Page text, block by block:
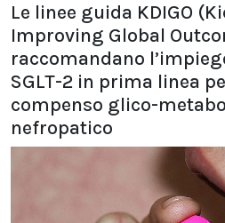
Le linee guida KDIGO
Improving Global
raccomandano
SGLT-2 in prima linea
compenso glico-
nefropatico